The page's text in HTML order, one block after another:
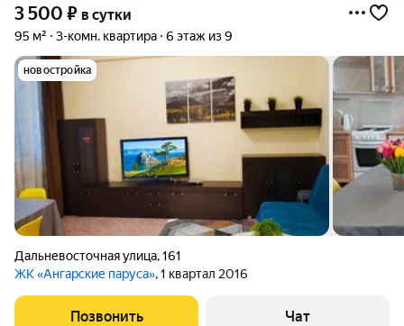
3 500 ₽ в сутки
95 м² 3-комн. квартира 6 этаж из 9
новостройка
Дальневосточная улица,161
ЖК «Ангарские паруса», 1 квартал 2016
Позвонить Чат